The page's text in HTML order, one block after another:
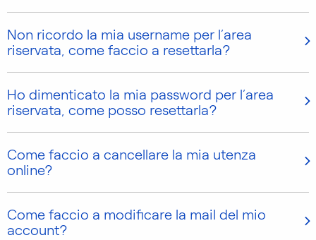
Non ricordo la mia username per l’area
riservata, come faccio a resettarla?
Ho dimenticato la mia password per l’area
riservata, come posso resettarla?
Come faccio a cancellare la mia utenza
online?
Come faccio a modificare la mail del mio
account?